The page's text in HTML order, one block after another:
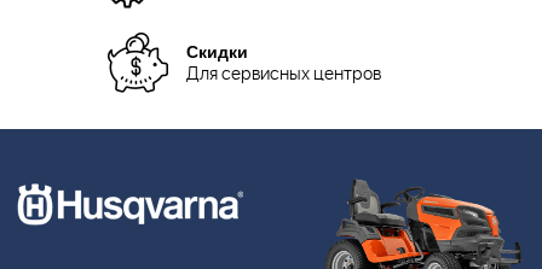
Скидки
Для сервисных центров